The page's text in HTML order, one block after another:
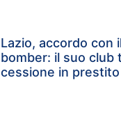
Lazio, accordo con
bomber: il suo club
cessione in